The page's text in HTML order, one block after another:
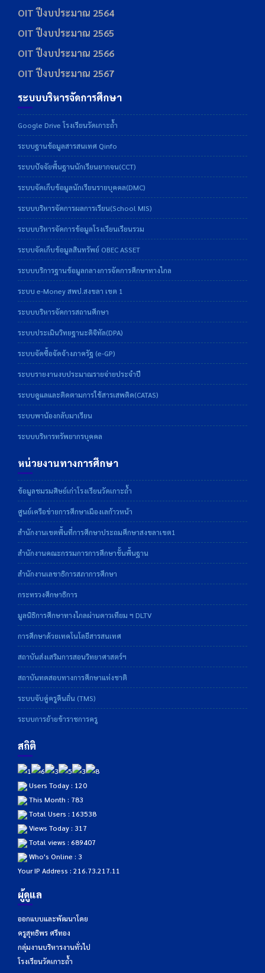
OIT ปีงบประมาณ 2564
OIT ปีงบประมาณ 2565
OIT ปีงบประมาณ 2566
OIT ปีงบประมาณ 2567
ระบบบริหารจัดการศึกษา
Google Drive โรงเรียนวัดเกาะถ้ำ
ระบบฐานข้อมูลสารสนเทศ Qinfo
ระบบปัจจัยพื้นฐานนักเรียนยากจน(CCT)
ระบบจัดเก็บข้อมูลนักเรียนรายบุคคล(DMC)
ระบบบริหารจัดการผลการเรียน(School MIS)
ระบบบริหารจัดการข้อมูลโรงเรียนเรียนรวม
ระบบจัดเก็บข้อมูลสินทรัพย์ OBEC ASSET
ระบบบริการฐานข้อมูลกลางการจัดการศึกษาทางไกล
ระบบ e-Money สพป.สงขลา เขต 1
ระบบบริหารจัดการสถานศึกษา
ระบบประเมินวิทยฐานะดิจิทัล(DPA)
ระบบจัดซื้อจัดจ้างภาครัฐ (e-GP)
ระบบรายงานงบประมาณรายจ่ายประจำปี
ระบบดูแลและติดตามการใช้สารเสพติด(CATAS)
ระบบพาน้องกลับมาเรียน
ระบบบริหารทรัพยากรบุคคล
หน่วยงานทางการศึกษา
ข้อมูลชมรมศิษย์เก่าโรงเรียนวัดเกาะถ้ำ
ศูนย์เครือข่ายการศึกษาเมืองเลก้าวหน้า
สำนักงานเขตพื้นที่การศึกษาประถมศึกษาสงขลาเขต1
สำนักงานคณะกรรมการการศึกษาขั้นพื้นฐาน
สำนักงานเลขาธิการสภาการศึกษา
กระทรวงศึกษาธิการ
มูลนิธิการศึกษาทางไกลผ่านดาวเทียม ฯ DLTV
การศึกษาด้วยเทคโนโลยีสารสนเทศ
สถาบันส่งเสริมการสอนวิทยาศาสตร์ฯ
สถาบันทดสอบทางการศึกษาแห่งชาติ
ระบบจับคู่ครูคืนถิ่น (TMS)
ระบบการย้ายข้าราชการครู
สถิติ
Users Today : 120
This Month : 783
Total Users : 163538
Views Today : 317
Total views : 689407
Who's Online : 3
Your IP Address : 216.73.217.11
ผู้ดูแล
ออกแบบและพัฒนาโดย
ครูสุทธิพร ศรีทอง
กลุ่มงานบริหารงานทั่วไป
โรงเรียนวัดเกาะถ้ำ